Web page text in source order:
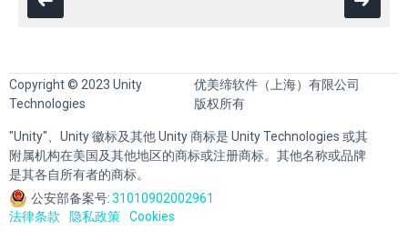
Copyright © 2023 Unity
Technologies
优美缔软件（上海）有限公司
版权所有
"Unity"、Unity 徽标及其他 Unity 商标是 Unity Technologies 或其
附属机构在美国及其他地区的商标或注册商标。其他名称或品牌
是其各自所有者的商标。
公安部备案号:31010902002961
法律条款
隐私政策 Cookies